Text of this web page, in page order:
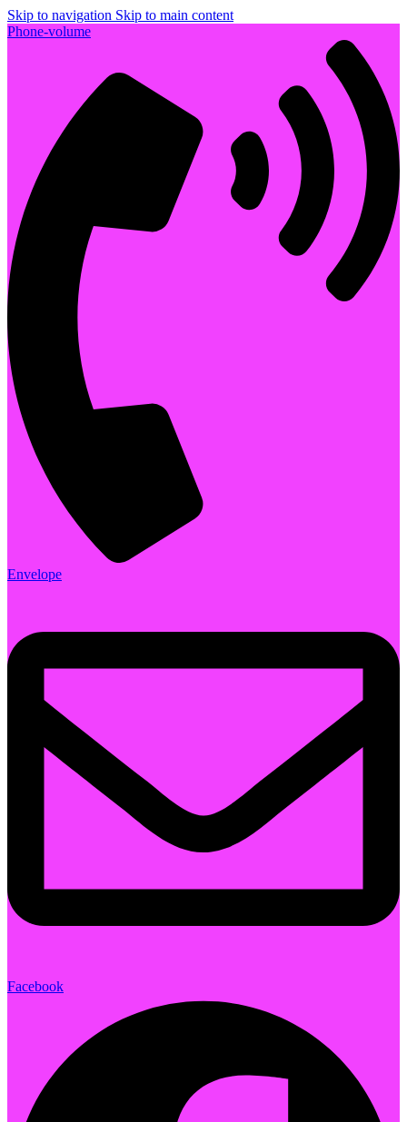
Skip to navigation Skip to main content
Phone-volume
Envelope
Facebook